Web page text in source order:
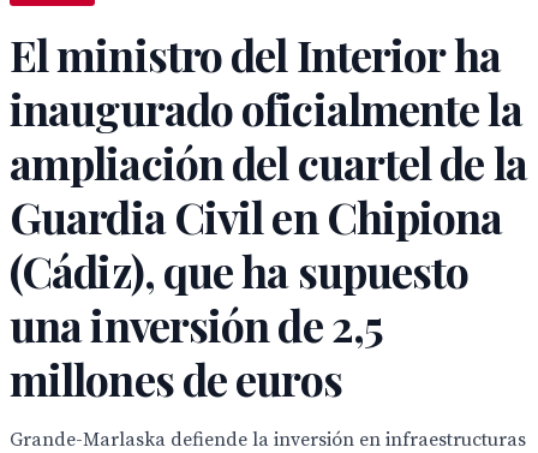
El ministro del Interior ha
inaugurado oficialmente la
ampliación del cuartel de la
Guardia Civil en Chipiona
(Cádiz), que ha supuesto
una inversión de 2,5
millones de euros
Grande-Marlaska defiende la inversión en infraestructuras